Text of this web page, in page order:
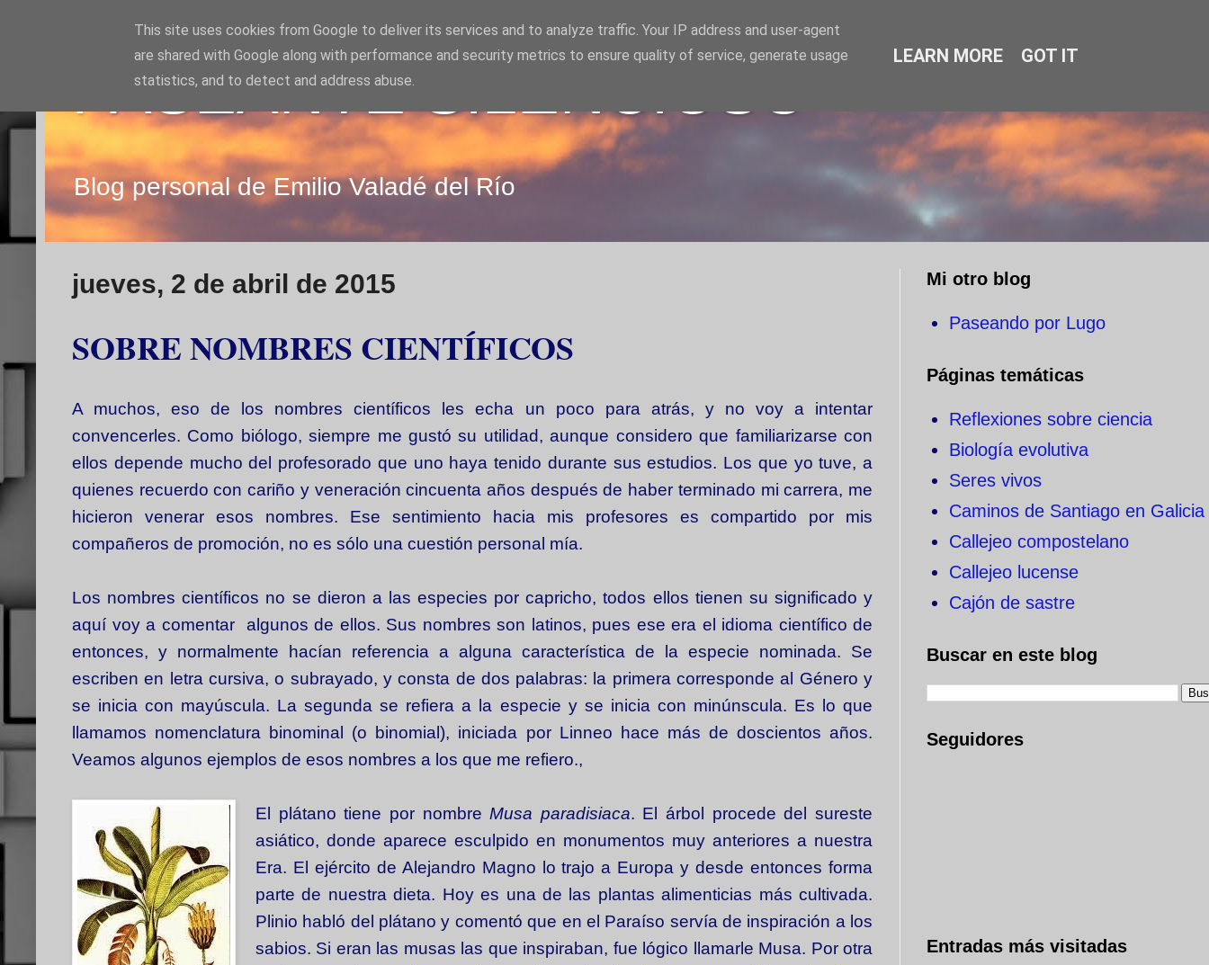
PASEANTE SILENCIOSO
Blog personal de Emilio Valadé del Río
jueves, 2 de abril de 2015
SOBRE NOMBRES CIENTÍFICOS
A muchos, eso de los nombres científicos les echa un poco para atrás, y no voy a intentar
convencerles. Como biólogo, siempre me gustó su utilidad, aunque considero que familiarizarse con
ellos depende mucho del profesorado que uno haya tenido durante sus estudios. Los que yo tuve, a
quienes recuerdo con cariño y veneración cincuenta años después de haber terminado mi carrera, me
hicieron venerar esos nombres. Ese sentimiento hacia mis profesores es compartido por mis
compañeros de promoción, no es sólo una cuestión personal mía.
Los nombres científicos no se dieron a las especies por capricho, todos ellos tienen su significado y
aquí voy a comentar algunos de ellos. Sus nombres son latinos, pues ese era el idioma científico de
entonces, y normalmente hacían referencia a alguna característica de la especie nominada. Se
escriben en letra cursiva, o subrayado, y consta de dos palabras: la primera corresponde al Género y
se inicia con mayúscula. La segunda se refiera a la especie y se inicia con minúnscula. Es lo que
llamamos nomenclatura binominal (o binomial), iniciada por Linneo hace más de doscientos años.
Veamos algunos ejemplos de esos nombres a los que me refiero.,
El plátano tiene por nombreMusa paradisiaca. El árbol procede del sureste
asiático, donde aparece esculpido en monumentos muy anteriores a nuestra
Era. El ejército de Alejandro Magno lo trajo a Europa y desde entonces forma
parte de nuestra dieta. Hoy es una de las plantas alimenticias más cultivada.
Plinio habló del plátano y comentó que en el Paraíso servía de inspiración a los
sabios. Si eran las musas las que inspiraban, fue lógico llamarle Musa. Por otra
Mi otro blog
Paseando por Lugo
Páginas temáticas
Reflexiones sobre ciencia
Biología evolutiva
Seres vivos
Caminos de Santiago en Galicia
Callejeo compostelano
Callejeo lucense
Cajón de sastre
Buscar en este blog
Seguidores
Entradas más visitadas
This site uses cookies from Google to deliver its services and to analyze traffic. Your IP address and user-agent
are shared with Google along with performance and security metrics to ensure quality of service, generate usage
statistics, and to detect and address abuse.
LEARN MORE GOT IT